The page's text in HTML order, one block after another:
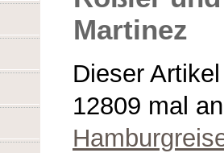
Martinez
Dieser
12809 mal